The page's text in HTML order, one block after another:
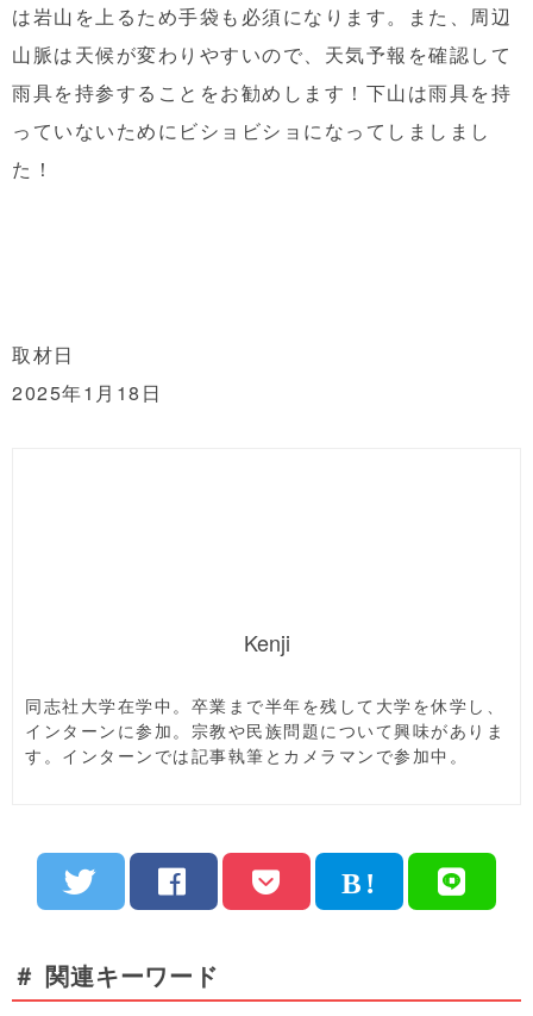
山脈は天候が変わりやすいので、天気予報を確認して
雨具を持参することをお勧めします！下山は雨具を持
っていないためにビショビショになってしましまし
た！
同志社大学在学中。卒業まで半年を残して大学を休学し、
インターンに参加。宗教や民族問題について興味がありま
＃ 関連キーワード
新着記事